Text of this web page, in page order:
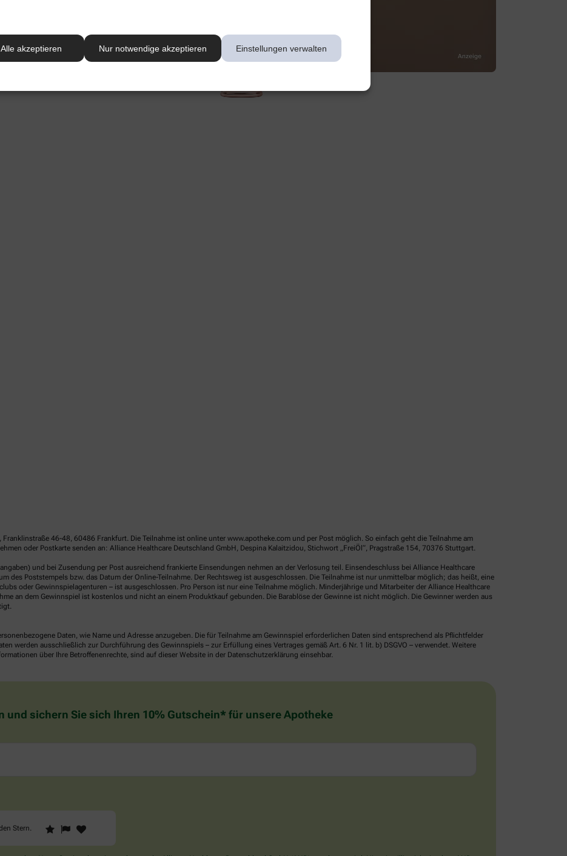
Alle akzeptieren Nur notwendige akzeptieren Einstellungen verwalten
46-48, 60486 Frankfurt. Die Teilnahme ist online unter www.apotheke.com und per Post möglich. So einfach geht die Teilnahme am
oder Postkarte senden an: Alliance Healthcare Deutschland GmbH, Despina Kalaitzidou, Stichwort „FreiÖl“, Pragstraße 154, 70376 Stuttgart.
und bei Zusendung per Post ausreichend frankierte Einsendungen nehmen an der Verlosung teil. Einsendeschluss bei Alliance Healthcare
des Poststempels bzw. das Datum der Online-Teilnahme. Der Rechtsweg ist ausgeschlossen. Die Teilnahme ist nur unmittelbar möglich; das heißt, eine
oder Gewinnspielagenturen – ist ausgeschlossen. Pro Person ist nur eine Teilnahme möglich. Minderjährige und Mitarbeiter der Alliance Healthcare
an dem Gewinnspiel ist kostenlos und nicht an einem Produktkauf gebunden. Die Barablöse der Gewinne ist nicht möglich. Die Gewinner werden aus
Daten, wie Name und Adresse anzugeben. Die für Teilnahme am Gewinnspiel erforderlichen Daten sind entsprechend als Pflichtfelder
werden ausschließlich zur Durchführung des Gewinnspiels – zur Erfüllung eines Vertrages gemäß Art. 6 Nr. 1 lit. b) DSGVO – verwendet. Weitere
über Ihre Betroffenenrechte, sind auf dieser Website in der Datenschutzerklärung einsehbar.
und sichern Sie sich Ihren 10% Gutschein* für unsere Apotheke
Stern
Sind
Sie
1 2